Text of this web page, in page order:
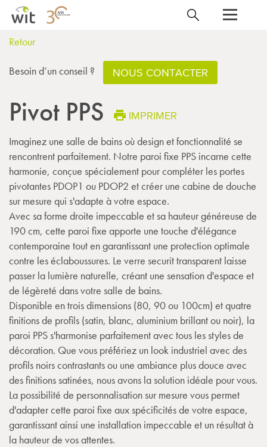
Retour
Besoin d’un conseil ? NOUS CONTACTER
Pivot PPS IMPRIMER
Imaginez une salle de bains où design et fonctionnalité se
rencontrent parfaitement. Notre paroi fixe PPS incarne cette
harmonie, conçue spécialement pour compléter les portes
pivotantes PDOP1 ou PDOP2 et créer une cabine de douche
sur mesure qui s'adapte à votre espace.
Avec sa forme droite impeccable et sa hauteur généreuse de
190 cm, cette paroi fixe apporte une touche d'élégance
contemporaine tout en garantissant une protection optimale
contre les éclaboussures. Le verre securit transparent laisse
passer la lumière naturelle, créant une sensation d'espace et
de légèreté dans votre salle de bains.
Disponible en trois dimensions (80, 90 ou 100cm) et quatre
finitions de profils (satin, blanc, aluminium brillant ou noir), la
paroi PPS s'harmonise parfaitement avec tous les styles de
décoration. Que vous préfériez un look industriel avec des
profils noirs contrastants ou une ambiance plus douce avec
des finitions satinées, nous avons la solution idéale pour vous.
La possibilité de personnalisation sur mesure vous permet
d'adapter cette paroi fixe aux spécificités de votre espace,
garantissant ainsi une installation impeccable et un résultat à
la hauteur de vos attentes.